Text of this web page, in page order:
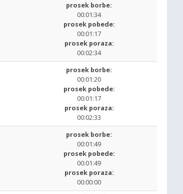
prosek borbe:
00:01:34
prosek pobede:
00:01:17
prosek poraza:
00:02:34
prosek borbe:
00:01:20
prosek pobede:
00:01:17
prosek poraza:
00:02:33
prosek borbe:
00:01:49
prosek pobede:
00:01:49
prosek poraza:
00:00:00